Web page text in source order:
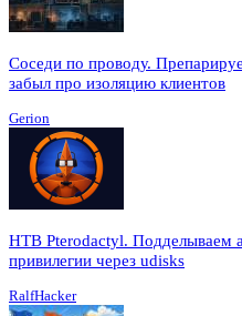
Соседи по проводу.
забыл про изоляцию клиентов
Gerion
HTB Pterodactyl. Подделываем
привилегии через udisks
RalfHacker